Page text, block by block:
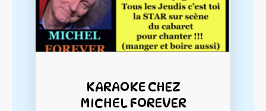
KARAOKE CHEZ
MICHEL FOREVER